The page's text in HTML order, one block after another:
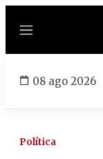
Menú
08 ago 2026
Política